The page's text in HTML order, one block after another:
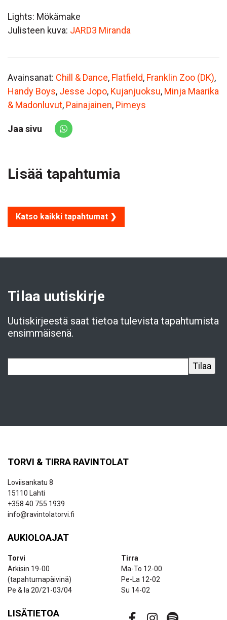
Lights: Mökämake
Julisteen kuva: JARD3 Miranda
Avainsanat: Chill & Dance, Flatfield, Franklin Zoo (DK),
Handy Boys, Jesse Jopo, Kujanjuoksu, Minja Maarika
& Madonluvut, Painajainen, Pimeys
Jaa sivu
Share via Whatsapp
Lisää tapahtumia
Katso kaikki tapahtumat ❯
Tilaa uutiskirje
Uutiskirjeestä saat tietoa tulevista tapahtumista
ensimmäisenä.
TORVI & TIRRA RAVINTOLAT
Loviisankatu 8
15110 Lahti
+358 40 755 1939
info@ravintolatorvi.fi
AUKIOLOAJAT
Torvi
Arkisin 19-00
(tapahtumapäivinä)
Pe & la 20/21-03/04
Tirra
Ma-To 12-00
Pe-La 12-02
Su 14-02
LISÄTIETOA